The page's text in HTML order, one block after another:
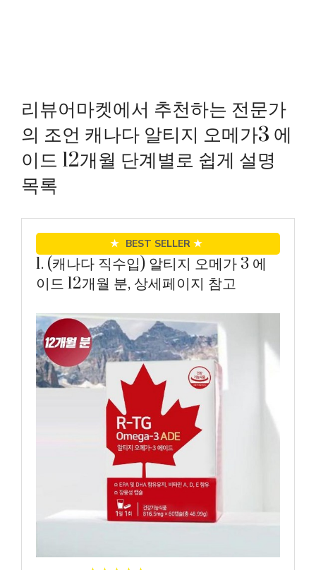
리뷰어마켓에서 추천하는 전문가
의 조언 캐나다 알티지 오메가3 에
이드 12개월 단계별로 쉽게 설명
목록
★ BEST SELLER ★
1. (캐나다 직수입) 알티지 오메가 3 에
이드 12개월 분, 상세페이지 참고